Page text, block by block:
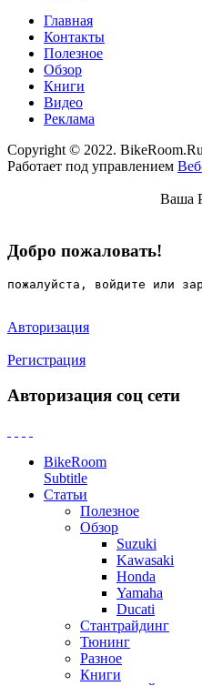
Главная
Контакты
Полезное
Обзор
Книги
Видео
Реклама
Copyright © 2022. BikeRoom.Ru
Работает под управлением
Ваша
Добро пожаловать!
пожалуйста, войдите или
Авторизация
Регистрация
Авторизация соц сети
BikeRoom
Subtitle
Статьи
Полезное
Обзор
Suzuki
Kawasaki
Honda
Yamaha
Ducati
Стантрайдинг
Тюнинг
Разное
Книги